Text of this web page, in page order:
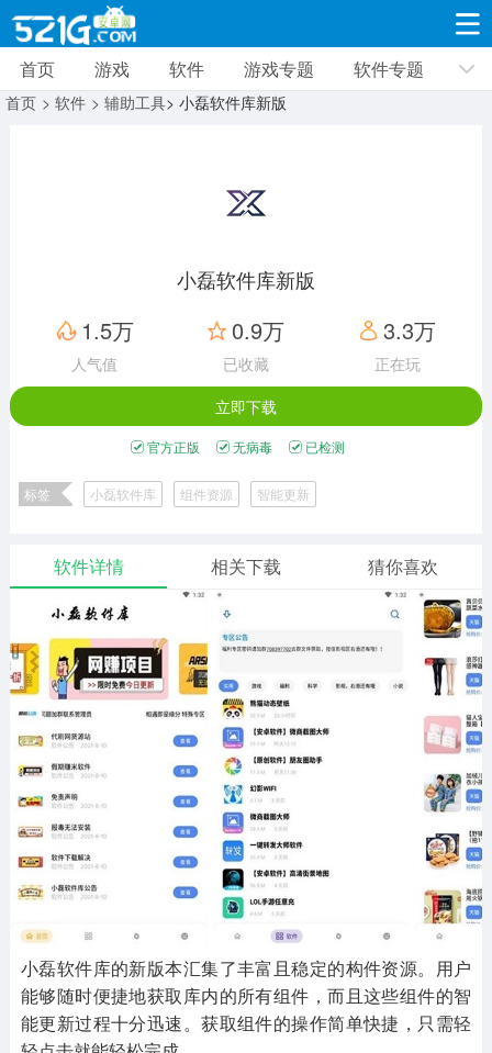
游戏 软件 游戏专题 软件专题 新闻资讯
赛车竞速
3628款应用
卡牌对战
2051款应用
体育运动
1277款应用
手游辅助
1958款应用
二次元
模拟经营
仙侠手游
485款应用
手赚网赚
446款应用
绝地求生
34款应用
三国游戏
3931款应用
我的世界
69款应用
像素游戏
其他
981款应用
末日游戏
1405款应用
3443款应用
游戏攻略
63款应用
软件教程
8款应用
热点新闻
8款应用
首页 游戏 软件 游戏专题 软件专题
首页 > 软件 > 辅助工具> 小磊软件库新版
小磊软件库新版
1.5万
人气值
0.9万
已收藏
3.3万
正在玩
立即下载
官方正版 无病毒 已检测
标签 小磊软件库 组件资源 智能更新
软件详情 相关下载 猜你喜欢
小磊软件库的新版本汇集了丰富且稳定的构件资源。用户
能够随时便捷地获取库内的所有组件，而且这些组件的智
能更新过程十分迅速。获取组件的操作简单快捷，只需轻